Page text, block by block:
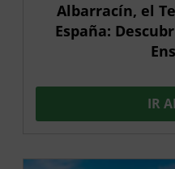
Albarracín, el
España:
IR